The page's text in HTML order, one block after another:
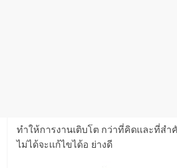
ทำให้การงานเติบโต กว่าที่คิดเเละที่ส
ไม่ได้จะเเก้ไขได้อ ย่างดี